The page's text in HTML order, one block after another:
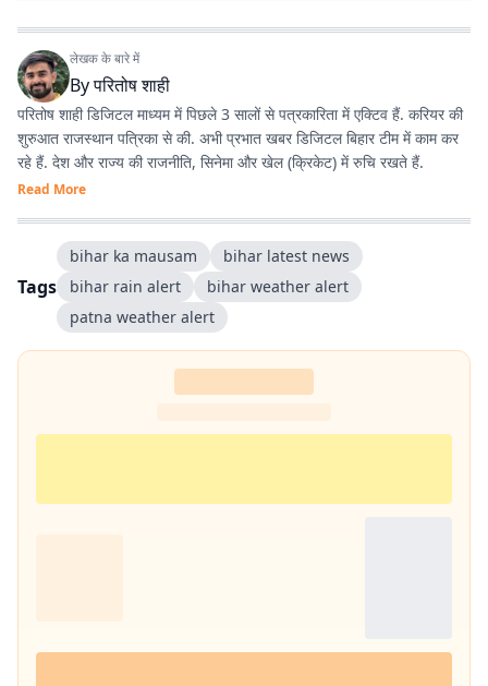
लेखक के बारे में
Byपरितोष शाही
परितोष शाही डिजिटल माध्यम में पिछले 3 सालों से पत्रकारिता में एक्टिव हैं. करियर की
शुरुआत राजस्थान पत्रिका से की. अभी प्रभात खबर डिजिटल बिहार टीम में काम कर
रहे हैं. देश और राज्य की राजनीति, सिनेमा और खेल (क्रिकेट) में रुचि रखते हैं.
Read More
Tags
bihar ka mausam
bihar latest news
bihar rain alert
bihar weather alert
patna weather alert